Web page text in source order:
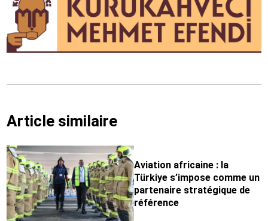
Article similaire
Aviation africaine : la
Türkiye s’impose comme un
partenaire stratégique de
référence